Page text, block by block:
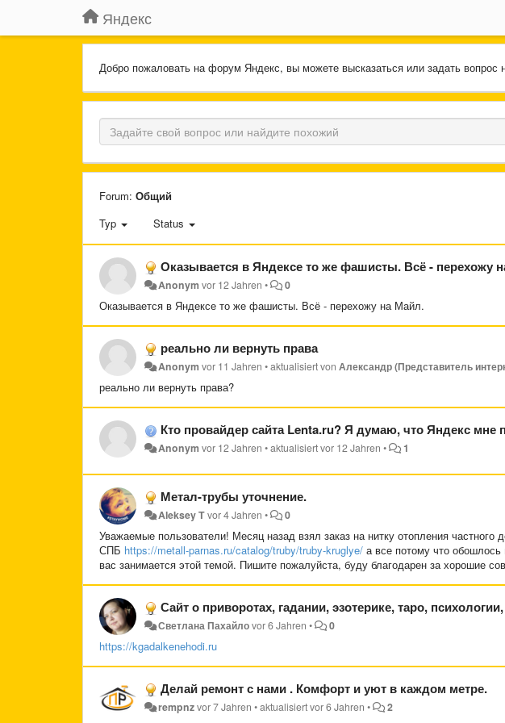
Яндекс
Добро пожаловать на форум Яндекс, вы можете высказаться или задать вопрос
Forum: Общий
Typ
Status
Оказывается в Яндексе то же фашисты. Всё - перехожу
Anonym vor 12 Jahren • 0
Оказывается в Яндексе то же фашисты. Всё - перехожу на Майл.
реально ли вернуть права
Anonym vor 11 Jahren •aktualisiert vonАлександр (Представитель
реально ли вернуть права?
Кто провайдер сайта Lenta.ru? Я думаю, что Яндекс мне
Anonym vor 12 Jahren •aktualisiertvor 12 Jahren • 1
Метал-трубы уточнение.
Aleksey Tvor 4 Jahren • 0
Уважаемые пользователи! Месяц назад взял заказ на нитку отопления частного
СПБ https://metall-parnas.ru/catalog/truby/truby-kruglye/ а все потому что
вас занимается этой темой. Пишите пожалуйста, буду благодарен за хорошие
Сайт о приворотах, гадании, эзотерике, таро,
Светлана Пахайлоvor 6 Jahren • 0
https://kgadalkenehodi.ru
Делай ремонт с нами . Комфорт и уют в каждом метре.
rempnzvor 7 Jahren •aktualisiertvor 6 Jahren • 2